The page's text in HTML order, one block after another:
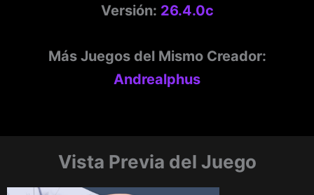
Versión: 26.4.0c
Más Juegos del Mismo Creador:
Andrealphus
Vista Previa del Juego